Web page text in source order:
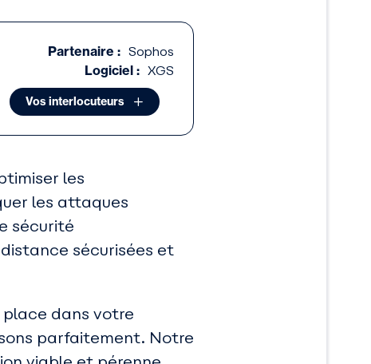
Partenaire : Sophos
Logiciel : XGS
Vos interlocuteurs
les
les attaques
sécurité
sécurisées et
place dans votre
parfaitement. Notre